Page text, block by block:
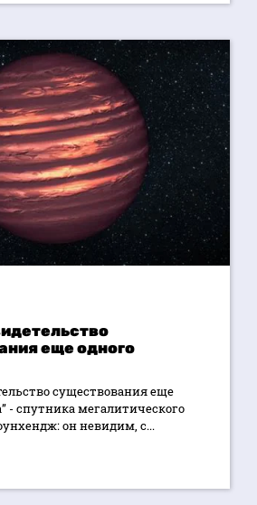
еще одного
существования еще
- спутника мегалитического
он невидим, с...